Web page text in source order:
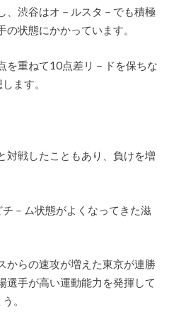
、渋谷はオ－ルスタ－でも積極
状態にかかっています。
を重ねて10点差リ－ドを保ちな
ます。
対戦したこともあり、負けを増
－ム状態がよくなってきた滋
からの速攻が増えた東京が連勝
選手が高い運動能力を発揮して
。